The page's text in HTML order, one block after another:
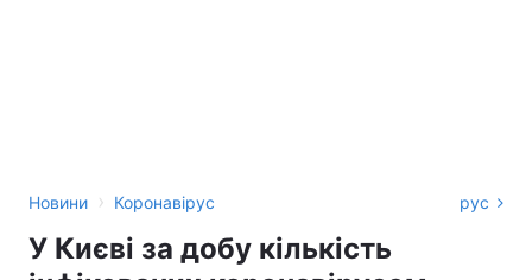
Новини › Коронавірус рус
У Києві за добу кількість